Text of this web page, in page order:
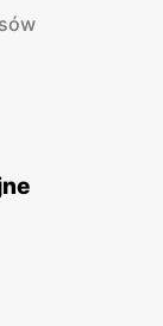
swoich dzieci w
specjalnych
aktualne
wyjątkowych
wybór
niemowląt.
oferując